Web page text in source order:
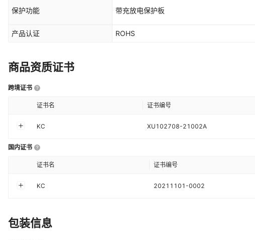
保护功能 带充放电保护板
产品认证 ROHS
商品资质证书
跨境证书
证书名 证书编号
KC XU102708-21002A
国内证书
证书名 证书编号
KC 20211101-0002
包装信息